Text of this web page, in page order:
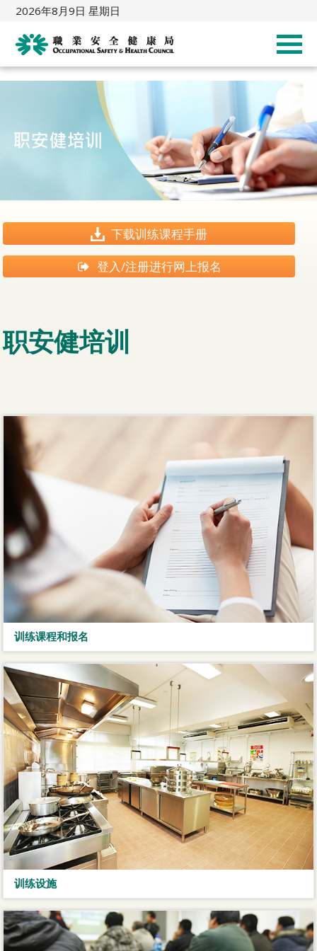
2026年8月9日 星期日
下载训练课程手册
登入/注册进行网上报名
职安健培训
训练课程和报名
训练设施